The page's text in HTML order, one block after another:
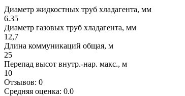
Диаметр жидкостных труб хладагента, мм
6.35
Диаметр газовых труб хладагента, мм
12,7
Длина коммуникаций общая, м
25
Перепад высот внутр.-нар. макс., м
10
Отзывов: 0
Средняя оценка: 0.0